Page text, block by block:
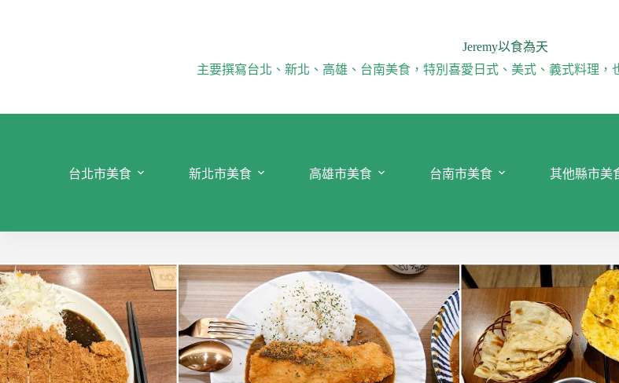
Jeremy以食為天
主要撰寫台北、新北、高雄、台南美食，特別喜愛日式、美式、義式料理，
台北市美食 新北市美食 高雄市美食 台南市美食 其他縣市美